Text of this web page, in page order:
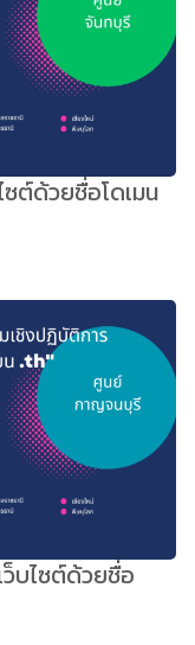
ต์ด้วยชื่อโดเมน
บไซต์ด้วยชื่อ